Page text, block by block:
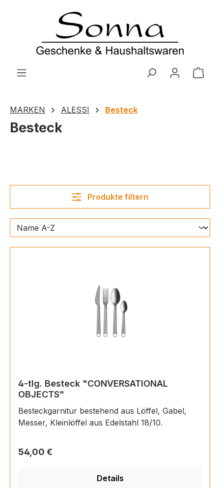
Zum Hauptinhalt springen
MARKEN ALESSI Besteck
Besteck
Produkte filtern
4-tlg. Besteck "CONVERSATIONAL
OBJECTS"
Besteckgarnitur bestehend aus Löffel, Gabel,
Messer, Kleinlöffel aus Edelstahl 18/10.
Regulärer Preis:
54,00 €
Details